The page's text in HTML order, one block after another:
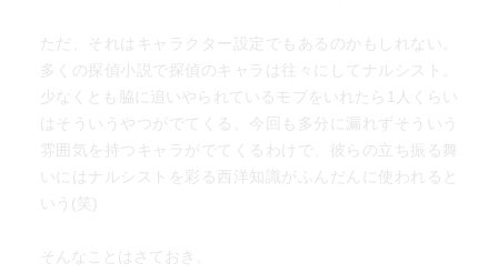
ただ、それはキャラクター設定でもあるのかもしれない。
多くの探偵小説で探偵のキャラは往々にしてナルシスト。
少なくとも脇に追いやられているモブをいれたら1人くらい
はそういうやつがでてくる。今回も多分に漏れずそういう
雰囲気を持つキャラがでてくるわけで、彼らの立ち振る舞
いにはナルシストを彩る西洋知識がふんだんに使われると
いう(笑)
そんなことはさておき。